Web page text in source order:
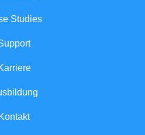
Studies
Kontakt